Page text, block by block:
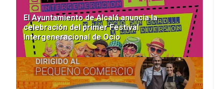
El Ayuntamiento de Alcalá anuncia la
celebración del primer Festival
Intergeneracional de Ocio